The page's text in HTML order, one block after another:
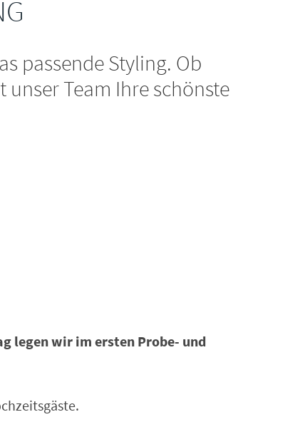
passende Styling. Ob
Team Ihre schönste
legen wir im ersten Probe- und